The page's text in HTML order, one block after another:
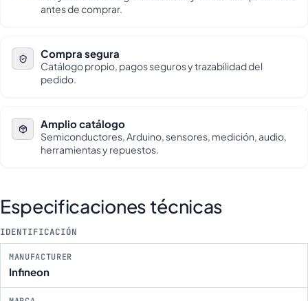
antes de comprar.
Compra segura
Catálogo propio, pagos seguros y trazabilidad del
pedido.
Amplio catálogo
Semiconductores, Arduino, sensores, medición, audio,
herramientas y repuestos.
Especificaciones técnicas
IDENTIFICACIÓN
MANUFACTURER
Infineon